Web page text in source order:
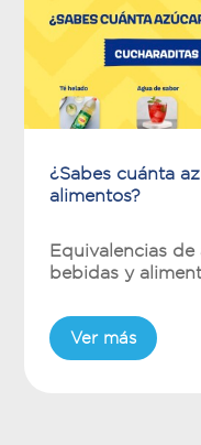
¿Sabes cuánta
alimentos?
Equivalencias
bebidas y
Ver más